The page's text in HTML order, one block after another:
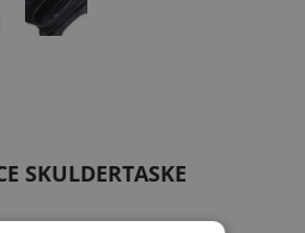
SKULDERTASKE